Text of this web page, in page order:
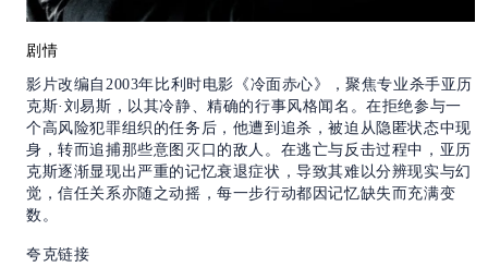
剧情
影片改编自2003年比利时电影《冷面赤心》，聚焦专业杀手亚历
克斯·刘易斯，以其冷静、精确的行事风格闻名。在拒绝参与一
个高风险犯罪组织的任务后，他遭到追杀，被迫从隐匿状态中现
身，转而追捕那些意图灭口的敌人。在逃亡与反击过程中，亚历
克斯逐渐显现出严重的记忆衰退症状，导致其难以分辨现实与幻
觉，信任关系亦随之动摇，每一步行动都因记忆缺失而充满变
数。
夸克链接